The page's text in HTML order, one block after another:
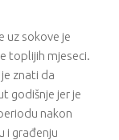
uz sokove je
toplijih mjeseci.
znati da
godišnje jer je
nakon
i građenju